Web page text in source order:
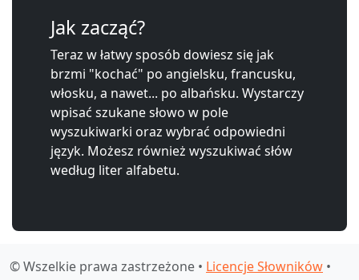
Jak zacząć?
Teraz w łatwy sposób dowiesz się jak
brzmi "kochać" po angielsku, francusku,
włosku, a nawet... po albańsku. Wystarczy
wpisać szukane słowo w pole
wyszukiwarki oraz wybrać odpowiedni
język. Możesz również wyszukiwać słów
według liter alfabetu.
© Wszelkie prawa zastrzeżone • Licencje Słowników •